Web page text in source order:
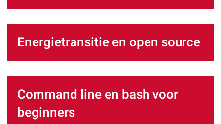
Energietransitie en open source
Command line en bash voor
beginners